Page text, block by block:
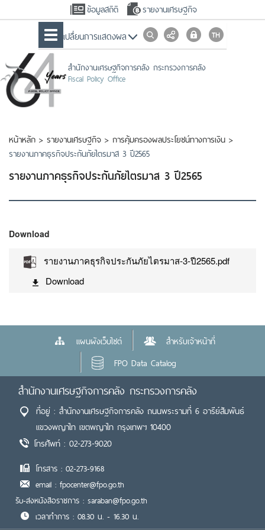
ข้อมูลสถิติ รายงานเศรษฐกิจ
เปลื่ยนการแสดงผล
สำนักงานเศรษฐกิจการคลัง กระทรวงการคลัง
Fiscal Policy Office
หน้าหลัก > รายงานเศรษฐกิจ > การคุ้มครองผลประโยชน์ทางการเงิน >
รายงานภาคธุรกิจประกันภัยไตรมาส 3 ปี2565
รายงานภาคธุรกิจประกันภัยไตรมาส 3 ปี2565
Download
รายงานภาคธุรกิจประกันภัยไตรมาส-3-ปี2565.pdf
Download
แผนผังเว็บไซต์
สำหรับเจ้าหน้าที่
FPO Data Catalog
สำนักงานเศรษฐกิจการคลัง กระทรวงการคลัง
ที่อยู่ : สำนักงานเศรษฐกิจการคลัง ถนนพระรามที่ 6 อารีย์สัมพันธ์
แขวงพญาไท เขตพญาไท กรุงเทพฯ 10400
โทรศัพท์ : 02-273-9020
โทรสาร : 02-273-9168
email : fpocenter@fpo.go.th
รับ-ส่งหนังสือราชการ : saraban@fpo.go.th
เวลาทำการ : 08.30 น. - 16.30 น.